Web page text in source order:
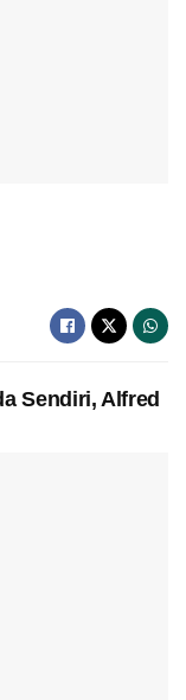
Sendiri, Alfred